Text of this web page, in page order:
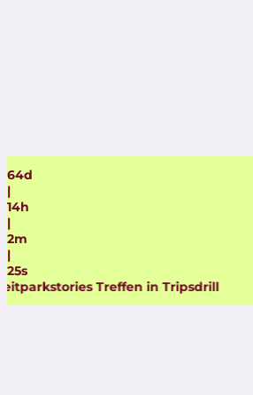
64d
|
14h
|
2m
|
23s
in Tripsdrill